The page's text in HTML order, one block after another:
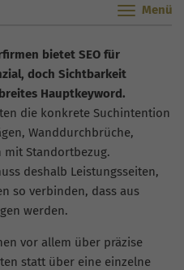
bietet SEO für
doch Sichtbarkeit
Hauptkeyword.
die konkrete Suchintention
Wanddurchbrüche,
mit Standortbezug.
deshalb Leistungsseiten,
so verbinden, dass aus
werden.
vor allem über präzise
statt über eine einzelne